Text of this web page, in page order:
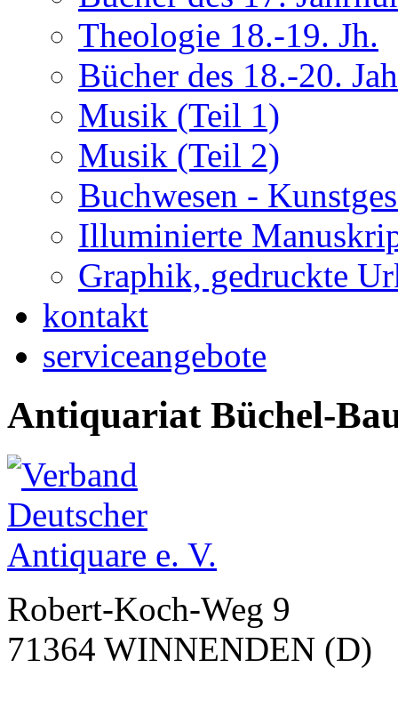
Theologie 18.-19. Jh.
Bücher des 18.-20.
Musik (Teil 1)
Musik (Teil 2)
Buchwesen -
Illuminierte
Graphik, gedruckte
kontakt
serviceangebote
Antiquariat Büchel-
Robert-Koch-Weg 9
71364 WINNENDEN (D)